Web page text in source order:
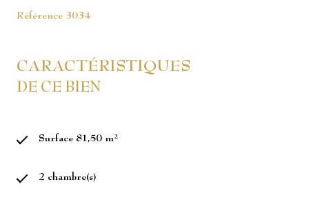
Référence 3034
CARACTÉRISTIQUES
DE CE BIEN
Surface 81,50 m²
2 chambre(s)